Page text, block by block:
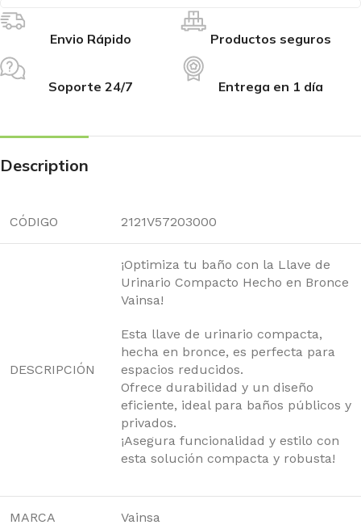
Envio Rápido Productos seguros
Soporte 24/7 Entrega en 1 día
Description
CÓDIGO 2121V57203000
DESCRIPCIÓN
¡Optimiza tu baño con la Llave de
Urinario Compacto Hecho en Bronce
Vainsa!
Esta llave de urinario compacta,
hecha en bronce, es perfecta para
espacios reducidos.
Ofrece durabilidad y un diseño
eficiente, ideal para baños públicos y
privados.
¡Asegura funcionalidad y estilo con
esta solución compacta y robusta!
MARCA Vainsa